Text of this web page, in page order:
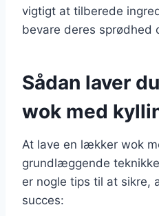
vigtigt at tilberede
bevare deres sprødhed
Sådan laver
wok med
At lave en lækker wok
grundlæggende
er nogle tips til at sikre,
succes: